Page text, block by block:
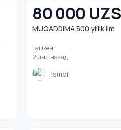
80 000 UZS
MUQADDIMA 500 yillik ilm
Ташкент
2 дня назад
Ismoil